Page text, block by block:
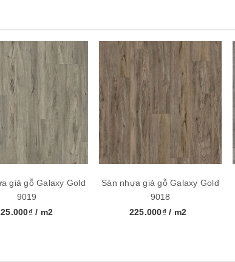
152.4mm x 3mm
hộp
giả gỗ Galaxy Gold
9019
/ m2
Sàn nhựa giả gỗ Galaxy Gold
9018
225.000₫/ m2